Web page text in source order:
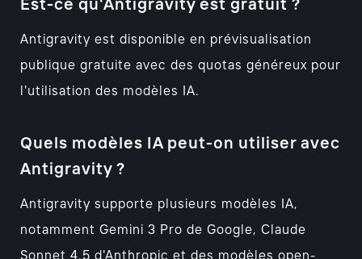
Est-ce qu'Antigravity est gratuit ?
Antigravity est disponible en prévisualisation
publique gratuite avec des quotas généreux pour
l'utilisation des modèles IA.
Quels modèles IA peut-on utiliser avec
Antigravity ?
Antigravity supporte plusieurs modèles IA,
notamment Gemini 3 Pro de Google, Claude
Sonnet 4.5 d'Anthropic et des modèles open-